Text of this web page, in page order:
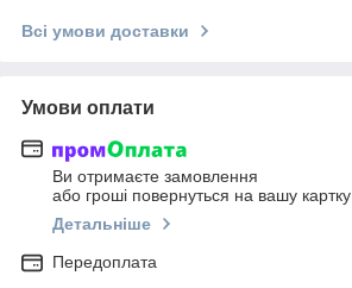
Всі умови доставки
Умови оплати
Ви отримаєте замовлення
або гроші повернуться на вашу картку
Детальніше
Передоплата